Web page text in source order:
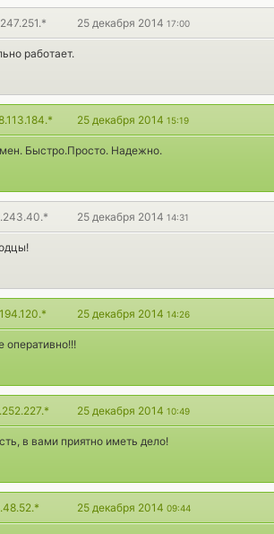
25 декабря 2014 17:00
работает.
25 декабря 2014 15:19
Быстро.Просто. Надежно.
25 декабря 2014 14:31
25 декабря 2014 14:26
оперативно!!!
25 декабря 2014 10:49
в вами приятно иметь дело!
25 декабря 2014 09:44